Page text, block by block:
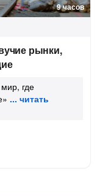
9 часов
рынки,
где